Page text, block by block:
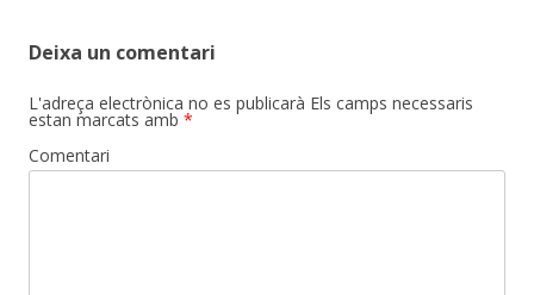
Deixa un comentari
L'adreça electrònica no es publicarà Els camps necessaris
estan marcats amb *
Comentari